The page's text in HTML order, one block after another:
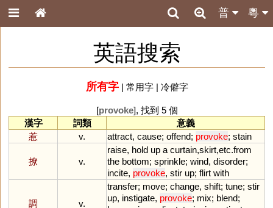
粵
普
英語搜索
所有字| 常用字| 冷僻字
[provoke], 找到 5 個
漢字
詞類
意義
惹
v. attract, cause; offend; provoke; stain
撩 v.
raise, hold up a curtain,skirt,etc.from
the bottom; sprinkle; wind, disorder;
incite, provoke, stir up; flirt with
調 v.
transfer; move; change, shift; tune; stir
up, instigate, provoke; mix; blend;